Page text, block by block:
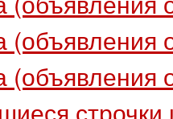
(объявления
(объявления
строчки